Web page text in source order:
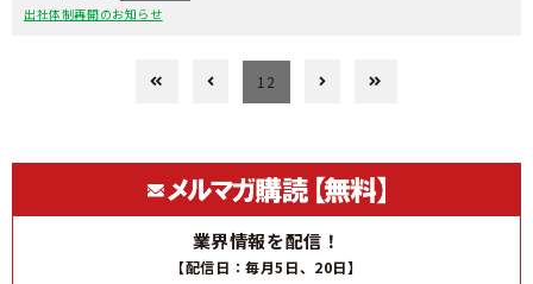
出社体制再開のお知らせ
12
業界情報を配信！
【配信日：毎月5日、20日】